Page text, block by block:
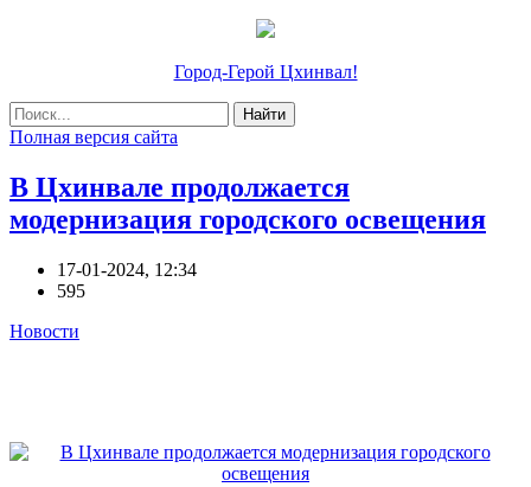
Город-Герой Цхинвал!
Найти
Полная версия сайта
В Цхинвале продолжается
модернизация городского освещения
17-01-2024, 12:34
595
Новости